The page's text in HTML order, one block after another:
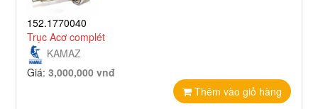
152.1770040
Trục Acơ complét
KAMAZ
Giá:3,000,000 vnđ
Thêm vào giỏ hàng